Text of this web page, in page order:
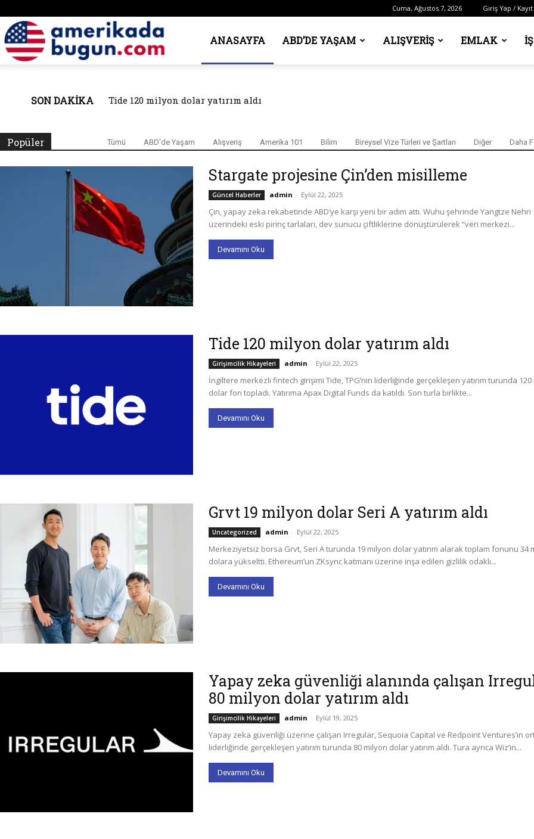
Cuma, Ağustos 7, 2026 Giriş Yap /
Amerika’daANASAYFA ABD’DE YAŞAM ALIŞVERIŞ EMLAK
SON DAKIKA Grvt 19 milyon dolar Seri A yatırım aldı
Popüler Tümü ABD'de Yaşam Alışveriş Amerika 101 Bilim Bireysel Vize Türleri ve Şartları Diğer Daha
Stargate projesine Çin’den misilleme
Güncel Haberler admin - Eylül 22, 2025
Çin, yapay zeka rekabetinde ABD’ye karşı yeni bir adım attı. Wuhu şehrinde Yangtze Nehri
üzerindeki eski pirinç tarlaları, dev sunucu çiftliklerine dönüştürülerek “veri merkezi...
Devamını Oku
Tide 120 milyon dolar yatırım aldı
Girişimcilik Hikayeleri admin - Eylül 22, 2025
İngiltere merkezli fintech girişimi Tide, TPG’nin liderliğinde gerçekleşen yatırım turunda 120
dolar fon topladı. Yatırıma Apax Digital Funds da katıldı. Son turla birlikte...
Devamını Oku
Grvt 19 milyon dolar Seri A yatırım aldı
Uncategorized admin - Eylül 22, 2025
Merkeziyetsiz borsa Grvt, Seri A turunda 19 milyon dolar yatırım alarak toplam fonunu 34
dolara yükseltti. Ethereum’un ZKsync katmanı üzerine inşa edilen gizlilik odaklı...
Devamını Oku
Yapay zeka güvenliği alanında çalışan
80 milyon dolar yatırım aldı
Girişimcilik Hikayeleri admin - Eylül 19, 2025
Yapay zeka güvenliği üzerine çalışan Irregular, Sequoia Capital ve Redpoint Ventures’ın
liderliğinde gerçekleşen yatırım turunda 80 milyon dolar yatırım aldı. Tura ayrıca Wiz’in...
Devamını Oku